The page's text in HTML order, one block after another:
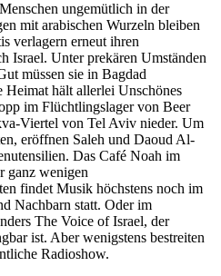
ungemütlich in der
mit arabischen Wurzeln bleiben
verlagern erneut ihren
Israel. Unter prekären Umständen
müssen sie in Bagdad
Heimat hält allerlei Unschönes
im Flüchtlingslager von Beer
Viertel von Tel Aviv nieder. Um
eröffnen Saleh und Daoud Al-
Das Café Noah im
ganz wenigen
findet Musik höchstens noch im
Nachbarn statt. Oder im
The Voice of Israel, der
ist. Aber wenigstens bestreiten
Radioshow.